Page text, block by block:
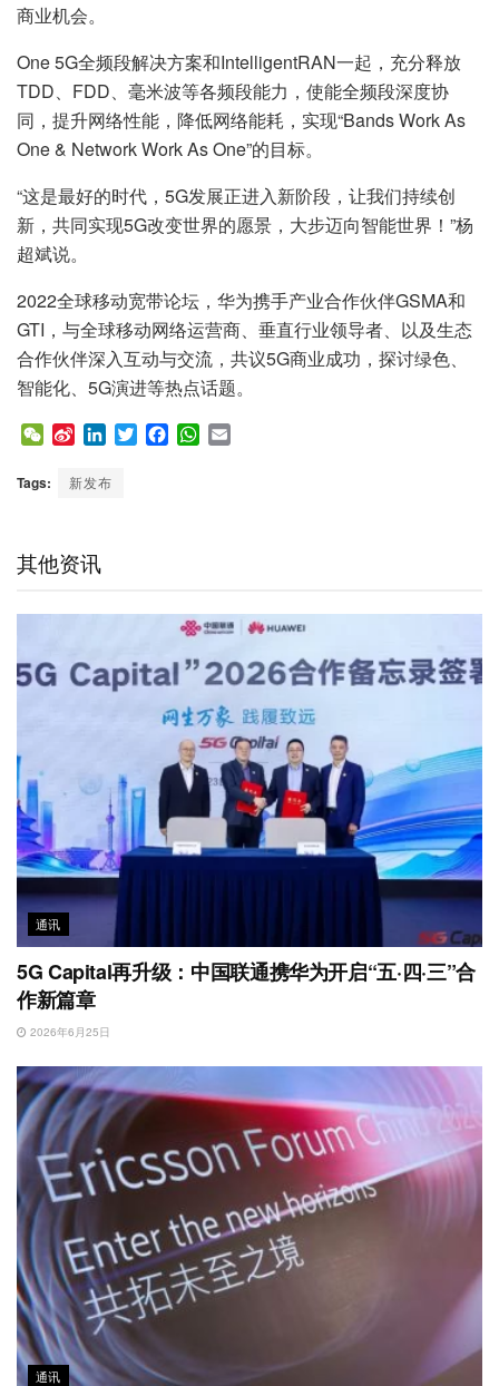
商业机会。
One 5G全频段解决方案和IntelligentRAN一起，充分释放
TDD、FDD、毫米波等各频段能力，使能全频段深度协
同，提升网络性能，降低网络能耗，实现“Bands Work As
One & Network Work As One”的目标。
“这是最好的时代，5G发展正进入新阶段，让我们持续创
新，共同实现5G改变世界的愿景，大步迈向智能世界！”杨
超斌说。
2022全球移动宽带论坛，华为携手产业合作伙伴GSMA和
GTI，与全球移动网络运营商、垂直行业领导者、以及生态
合作伙伴深入互动与交流，共议5G商业成功，探讨绿色、
智能化、5G演进等热点话题。
W
C
S
n
i
o
L
n
T
F
W
Tags: 新发布
其他资讯
通讯
5G Capital再升级：中国联通携华为开启“五·四·三”合
作新篇章
2026年6月25日
通讯